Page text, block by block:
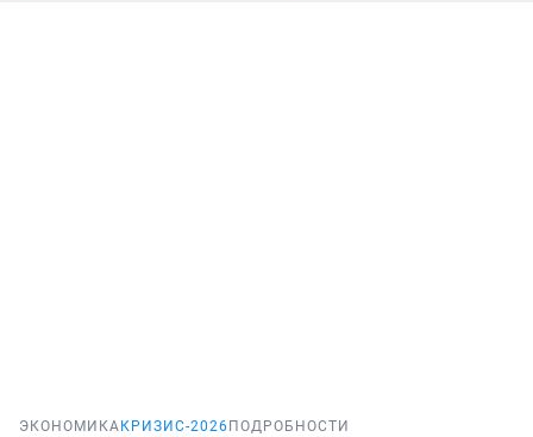
ЭКОНОМИКА КРИЗИС-2026 ПОДРОБНОСТИ